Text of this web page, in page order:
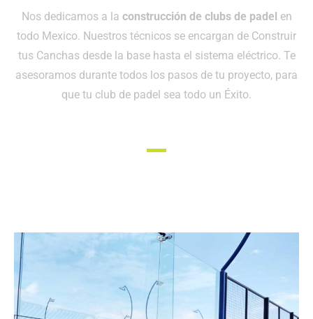
Nos dedicamos a la construcción de clubs de padel en
todo Mexico. Nuestros técnicos se encargan de Construir
tus Canchas desde la base hasta el sistema eléctrico. Te
asesoramos durante todos los pasos de tu proyecto, para
que tu club de padel sea todo un Éxito.